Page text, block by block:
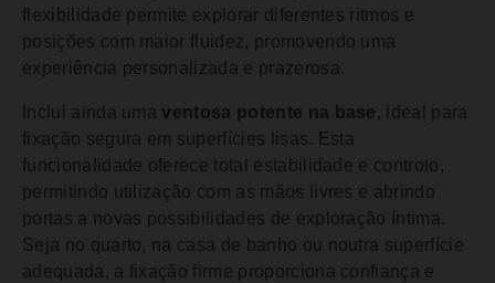
flexibilidade permite explorar diferentes ritmos e
posições com maior fluidez, promovendo uma
experiência personalizada e prazerosa.
Inclui ainda uma ventosa potente na base , ideal para
fixação segura em superfícies lisas. Esta
funcionalidade oferece total estabilidade e controlo,
permitindo utilização com as mãos livres e abrindo
portas a novas possibilidades de exploração íntima.
Seja no quarto, na casa de banho ou noutra superfície
adequada, a fixação firme proporciona confiança e